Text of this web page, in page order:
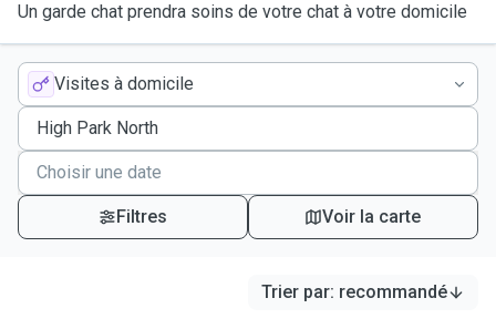
Un garde chat prendra soins de votre chat à votre domicile
Visites à domicile
Filtres Voir la carte
Trier par: recommandé